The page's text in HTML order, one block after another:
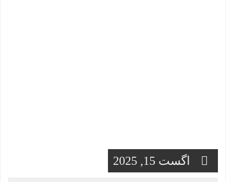
اگست 15, 2025